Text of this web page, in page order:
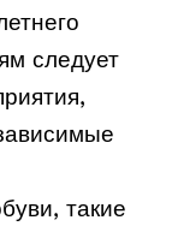
следует
такие